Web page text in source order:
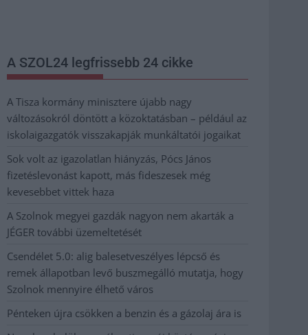
A SZOL24 legfrissebb 24 cikke
A Tisza kormány minisztere újabb nagy
változásokról döntött a közoktatásban – például az
iskolaigazgatók visszakapják munkáltatói jogaikat
Sok volt az igazolatlan hiányzás, Pócs János
fizetéslevonást kapott, más fideszesek még
kevesebbet vittek haza
A Szolnok megyei gazdák nagyon nem akarták a
JÉGER további üzemeltetését
Csendélet 5.0: alig balesetveszélyes lépcső és
remek állapotban levő buszmegálló mutatja, hogy
Szolnok mennyire élhető város
Pénteken újra csökken a benzin és a gázolaj ára is